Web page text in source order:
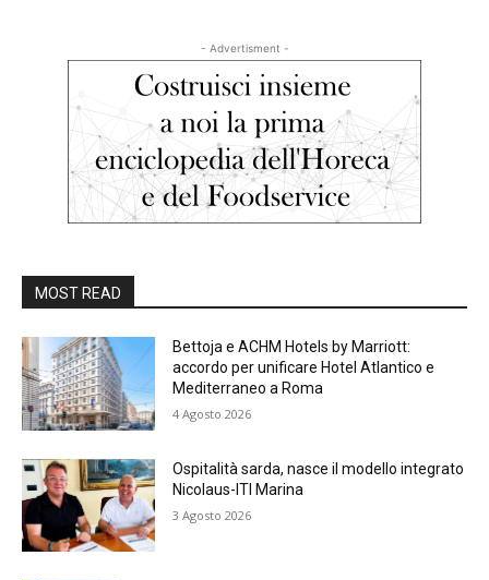
- Advertisment -
MOST READ
Bettoja e ACHM Hotels by Marriott:
accordo per unificare Hotel Atlantico e
Mediterraneo a Roma
4 Agosto 2026
Ospitalità sarda, nasce il modello integrato
Nicolaus-ITI Marina
3 Agosto 2026